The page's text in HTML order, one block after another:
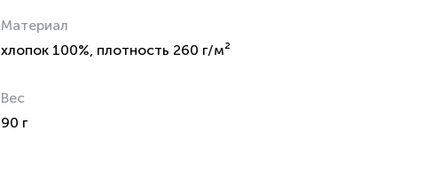
Материал
хлопок 100%, плотность 260 г/м²
Вес
90 г